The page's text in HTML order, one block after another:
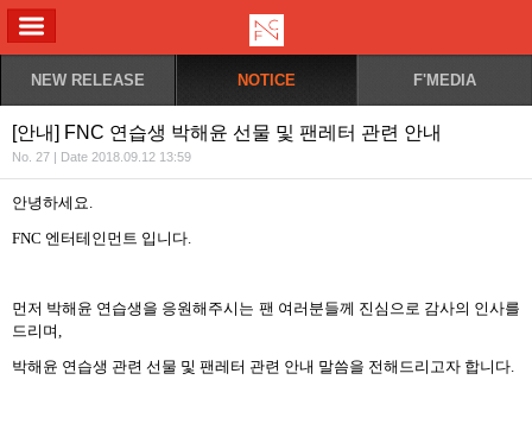
NEW RELEASE NOTICE F'MEDIA
[안내] FNC 연습생 박해윤 선물 및 팬레터 관련 안내
No. 27 | Date 2018.09.12 13:59
안녕하세요.
FNC 엔터테인먼트 입니다
먼저 박해윤 연습생을 응원해주시는 팬 여러분들께 진심으로 감사의 인사를
드리며
박해윤 연습생 관련 선물 및 팬레터 관련 안내 말씀을 전해드리고자 합니다